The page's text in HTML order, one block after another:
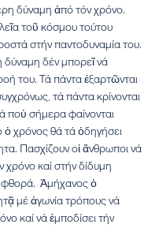
δύναμη ἀπό τόν χρόνο.
τοῦ κόσμου τούτου
στήν παντοδυναμία του.
δύναμη δέν μπορεῖ νά
του. Τά πάντα ἐξαρτῶνται
τά πάντα κρίνονται
ποὐ σήμερα φαίνονται
ὁ χρόνος θά τά ὁδηγήσει
Πασχίζουν οἱ ἄνθρωποι νά
χρόνο καί στήν δίδυμη
Ἀμήχανος ὁ
μέ ἀγωνία τρόπους νά
καί νά ἐμποδίσει τήν